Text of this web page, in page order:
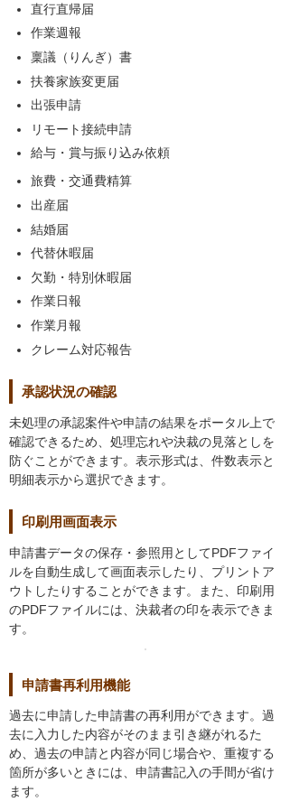
直行直帰届
作業週報
稟議（りんぎ）書
扶養家族変更届
出張申請
リモート接続申請
給与・賞与振り込み依頼
旅費・交通費精算
出産届
結婚届
代替休暇届
欠勤・特別休暇届
作業日報
作業月報
クレーム対応報告
承認状況の確認
未処理の承認案件や申請の結果をポータル上で
確認できるため、処理忘れや決裁の見落としを
防ぐことができます。表示形式は、件数表示と
明細表示から選択できます。
印刷用画面表示
申請書データの保存・参照用としてPDFファイ
ルを自動生成して画面表示したり、プリントア
ウトしたりすることができます。また、印刷用
のPDFファイルには、決裁者の印を表示できま
す。
申請書再利用機能
過去に申請した申請書の再利用ができます。過
去に入力した内容がそのまま引き継がれるた
め、過去の申請と内容が同じ場合や、重複する
箇所が多いときには、申請書記入の手間が省け
ます。